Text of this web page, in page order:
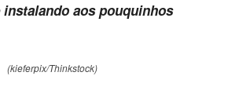
instalando aos pouquinhos
(kieferpix/Thinkstock)